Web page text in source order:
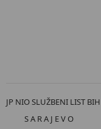
JP NIO SLUŽBENI LIST BIH
S A R A J E V O